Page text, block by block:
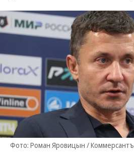
Фото: Роман Яровицын / Коммерсантъ